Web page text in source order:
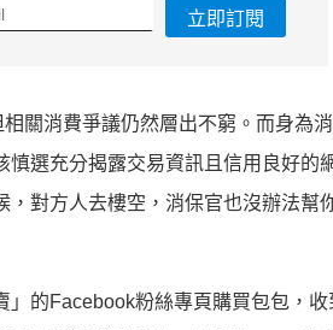
立即訂閱
關消費爭議仍然層出不窮。而身為
選充分揭露交易資訊且信用良好的
對方人去樓空，消保官也沒辦法幫
的Facebook粉絲專頁購買包包，收